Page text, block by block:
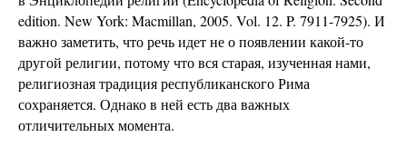
edition. New York: Macmillan, 2005. Vol. 12. P. 7911-7925). И
важно заметить, что речь идет не о появлении какой-то
другой религии, потому что вся старая, изученная нами,
религиозная традиция республиканского Рима
сохраняется. Однако в ней есть два важных
отличительных момента.